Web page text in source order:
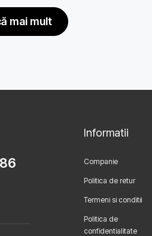
mai mult
Informatii
Companie
Politica de retur
Termeni si conditii
Politica de
confidentialitate